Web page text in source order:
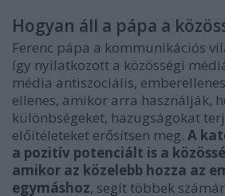
Hogyan áll a pápa a
Ferenc pápa a kommunikációs
így nyilatkozott a közösségi
média antiszociális,
ellenes, amikor arra használják,
különbségeket, hazugságokat
előítéleteket erősítsen meg. A
a pozitív potenciált is a
amikor az közelebb hozza az
egymáshoz, segít többek